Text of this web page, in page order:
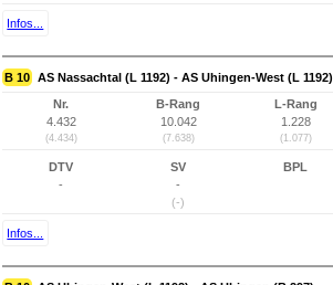
Infos...
B 10 AS Nassachtal (L 1192) - AS Uhingen-West (L 1192)
Nr.
4.432
(4.434)
B-Rang
10.042
(7.638)
L-Rang
1.228
(1.077)
DTV
-
SV
-
(-)
BPL
Infos...